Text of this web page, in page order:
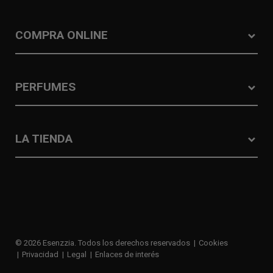
COMPRA ONLINE
PERFUMES
LA TIENDA
© 2026 Esenzzia. Todos los derechos reservados
Cookies
Privacidad
Legal Enlaces de interés